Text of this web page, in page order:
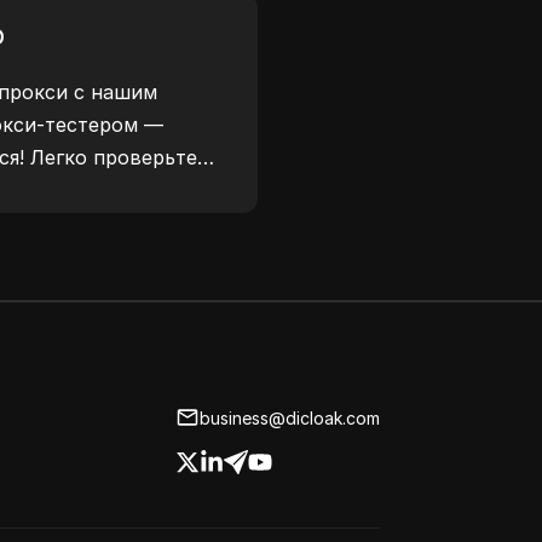
с нашим
тестером —
Легко проверьте
business@dicloak.com